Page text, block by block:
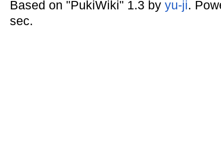
Based on "PukiWiki" 1.3 by yu-ji.
sec.